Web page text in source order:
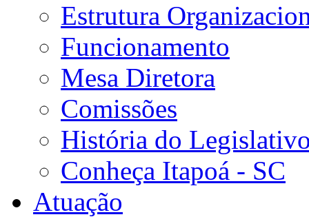
Estrutura
Funcionamento
Mesa Diretora
Comissões
História do
Conheça Itapoá - SC
Atuação